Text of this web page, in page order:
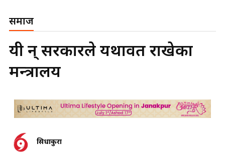
समाज
यी हुन् सरकारले यथावत राखेका
मन्त्रालय
सिधाकुरा